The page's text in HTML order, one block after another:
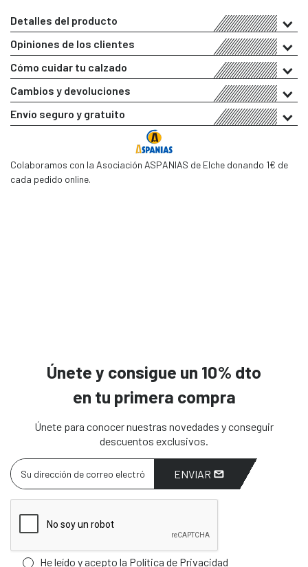
Detalles del producto
Opiniones de los clientes
Cómo cuidar tu calzado
Cambios y devoluciones
Envío seguro y gratuito
Colaboramos con la Asociación ASPANIAS de Elche donando 1€ de
cada pedido online.
Únete y consigue un 10% dto
en tu primera compra
Únete para conocer nuestras novedades y conseguir
descuentos exclusivos.
ENVIAR
He leído y acepto la Política de Privacidad